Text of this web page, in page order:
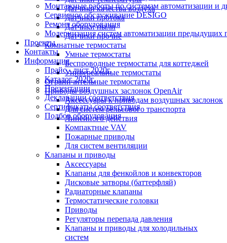
Монтажные работы по системам автоматизации и
Сервисное обслуживание DESIGO
Ремонт оборудования
Модернизация систем автоматизации
Проекты
Контакты
Информация
Прайс - лист 2020г.
Каталог 2020г.
Презентации
Декларации соответствия
Сертификаты соответствия
Подбор оборудования
Датчики качества воздуха
Датчики протока
Датчики пыли
Датчики прочие
Комнатные термостаты
Умные термостаты
Беспроводные термостаты для коттеджей
Универсальные термостаты
Ограничительные термостаты
Приводы воздушных заслонок OpenAir
Аксессуары к приводам воздушных заслонок
Для систем рельсового транспорта
Линейного действия
Компактные VAV
Пожарные приводы
Для систем вентиляции
Клапаны и приводы
Аксессуары
Клапаны для фенкойлов и конвекторов
Дисковые затворы (баттерфляй)
Радиаторные клапаны
Термостатические головки
Приводы
Регуляторы перепада давления
Клапаны и приводы для холодильных
систем